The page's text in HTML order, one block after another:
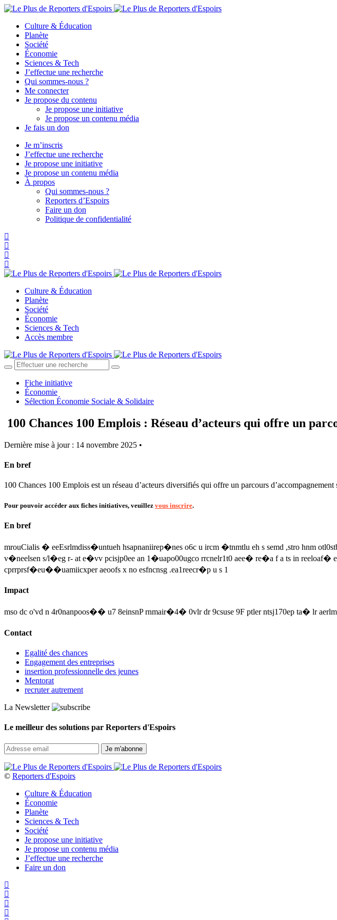
Culture & Éducation
Planète
Société
Économie
Sciences & Tech
J’effectue une recherche
Qui sommes-nous ?
Me connecter
Je propose du contenu
Je propose une initiative
Je propose un contenu média
Je fais un don
Je m’inscris
J’effectue une recherche
Je propose une initiative
Je propose un contenu média
À propos
Qui sommes-nous ?
Reporters d’Espoirs
Faire un don
Politique de confidentialité
Culture & Éducation
Planète
Société
Économie
Sciences & Tech
Accès membre
Fiche initiative
Économie
Sélection Économie Sociale & Solidaire
100 Chances 100 Emplois : Réseau d’acteurs qui offre un
Dernière mise à jour : 14 novembre 2025 •
En bref
100 Chances 100 Emplois est un réseau d’acteurs diversifiés qui offre un parcours
Pour pouvoir accéder aux fiches initiatives, veuillez vous inscrire.
En bref
mrouCialis � eeEsrlmdiss�untueh hsapnaniirep�nes o6c u ircm �tnmtlu eh s semd ,stro hnm
v�neelsen s/l�eg r- at e�vv pcisjp0ee an 1�uapo00ugco rrcnelr1t0 aee� re�a f a ts in
cprrprsf�eu��uamiicxper aeoofs x no esfncnsg .ea1reecr�p u s 1
Impact
mso dc o'vd n 4r0nanpoos�� u7 8einsnP rnmair�4� 0vlr dr 9csuse 9F ptler ntsj170ep ta� lr
Contact
Egalité des chances
Engagement des entreprises
insertion professionnelle des jeunes
Mentorat
recruter autrement
La Newsletter
Le meilleur des solutions par Reporters d'Espoirs
© Reporters d'Espoirs
Culture & Éducation
Économie
Planète
Sciences & Tech
Société
Je propose une initiative
Je propose un contenu média
J’effectue une recherche
Faire un don